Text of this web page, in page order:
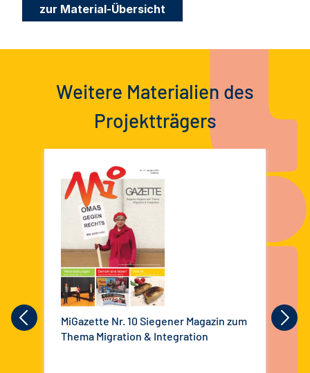
zur Material-Übersicht
Weitere Materialien des
Projektträgers
MiGazette Nr. 10 Siegener Magazin zum
Thema Migration & Integration